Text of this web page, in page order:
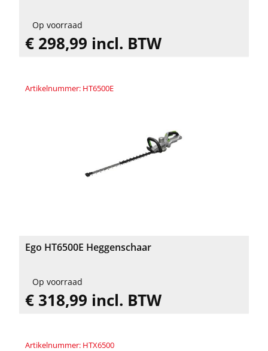
Op voorraad
€ 298,99 incl. BTW
Artikelnummer: HT6500E
Ego HT6500E Heggenschaar
Op voorraad
€ 318,99 incl. BTW
Artikelnummer: HTX6500